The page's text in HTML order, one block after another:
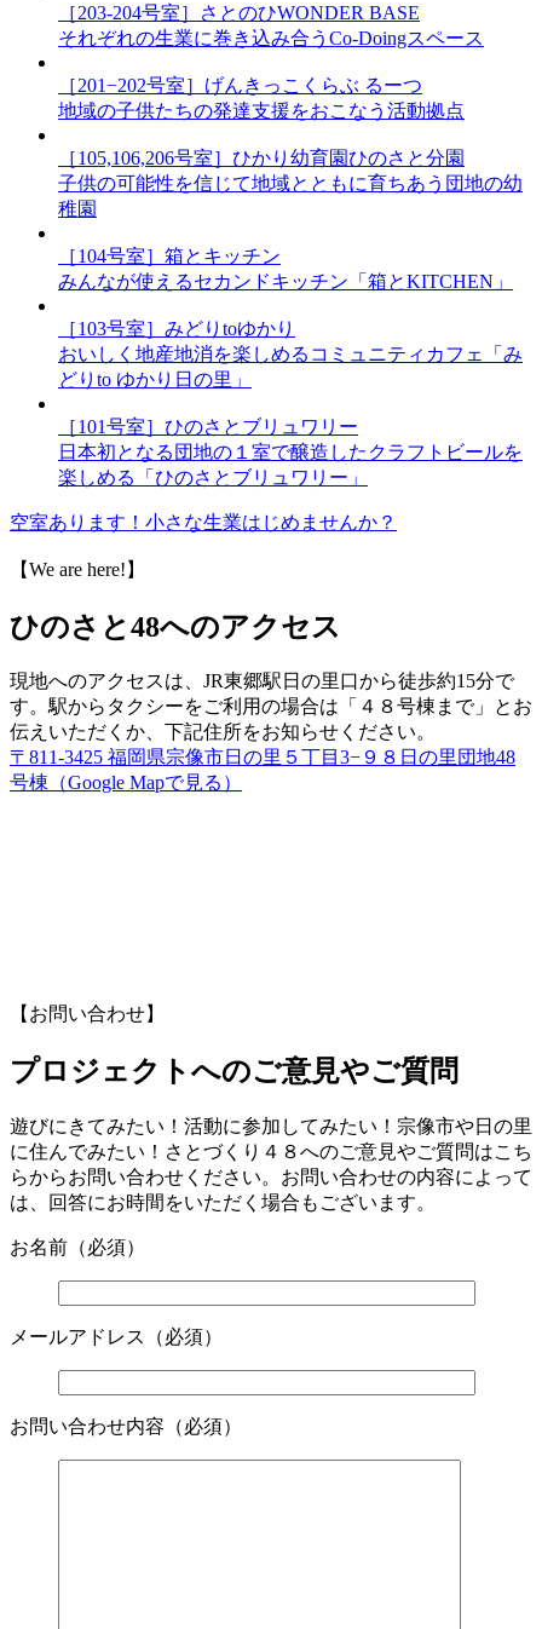
［203-204号室］さとのひWONDER BASE
それぞれの生業に巻き込み合うCo-Doingスペース
［201−202号室］げんきっこくらぶ るーつ
地域の子供たちの発達支援をおこなう活動拠点
［105,106,206号室］ひかり幼育園ひのさと分園
子供の可能性を信じて地域とともに育ちあう団地の幼
稚園
［104号室］箱とキッチン
みんなが使えるセカンドキッチン「箱とKITCHEN」
［103号室］みどりtoゆかり
おいしく地産地消を楽しめるコミュニティカフェ「み
どりto ゆかり日の里」
［101号室］ひのさとブリュワリー
日本初となる団地の１室で醸造したクラフトビールを
楽しめる「ひのさとブリュワリー」
空室あります！小さな生業はじめませんか？
【We are here!】
ひのさと48へのアクセス
現地へのアクセスは、JR東郷駅日の里口から徒歩約15分で
す。駅からタクシーをご利用の場合は「４８号棟まで」とお
伝えいただくか、下記住所をお知らせください。
〒811-3425 福岡県宗像市日の里５丁目3−９８日の里団地48
号棟（Google Mapで見る）
【お問い合わせ】
プロジェクトへのご意見やご質問
遊びにきてみたい！活動に参加してみたい！宗像市や日の里
に住んでみたい！さとづくり４８へのご意見やご質問はこち
らからお問い合わせください。お問い合わせの内容によって
は、回答にお時間をいただく場合もございます。
お名前 （必須）
メールアドレス （必須）
お問い合わせ内容 （必須）